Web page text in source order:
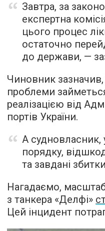
Завтра, за
експертна
цього процес
остаточно
до держави, —
Чиновник
проблеми
реалізацією від
портів України.
А судновласник,
порядку,
та завдані
Нагадаємо,
з танкера «Делфі»
Цей інцидент